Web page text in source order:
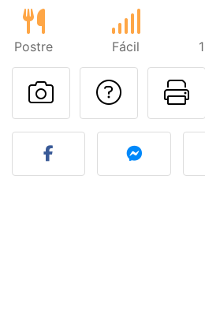
Postre Fácil
Publicar la